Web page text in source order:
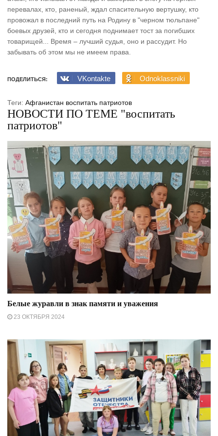
перевалах, кто, раненый, ждал спасительную вертушку, кто
провожал в последний путь на Родину в "черном тюльпане"
боевых друзей, кто и сегодня поднимает тост за погибших
товарищей... Время – лучший судья, оно и рассудит. Но
забывать об этом мы не имеем права.
ПОДЕЛИТЬСЯ: VKontakte Odnoklassniki
Теги: Афганистан воспитать патриотов
НОВОСТИ ПО ТЕМЕ "воспитать
патриотов"
Белые журавли в знак памяти и уважения
23 ОКТЯБРЯ 2024